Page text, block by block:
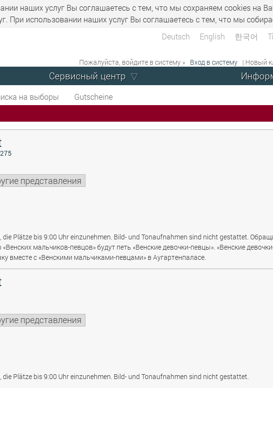
наших услуг Вы соглашаетесь с тем, что мы сохраняем сookies на
При использовании наших услуг Вы соглашаетесь с тем, что мы
Deutsch English 한국어
Пожалуйста, войдите в систему » Вход в систему | Новый
Сервисный центр
на выборы
Gutscheine
представления
die Plätze bis 9:00 Uhr einzunehmen. Bild- und Tonaufnahmen sind nicht gestattet.
мальчиков-певцов» будут петь «Венские девочки-певцы». «Венские
вместе с «Венскими мальчиками-певцами» в Аугартенпаласе.
представления
die Plätze bis 9:00 Uhr einzunehmen. Bild- und Tonaufnahmen sind nicht gestattet.